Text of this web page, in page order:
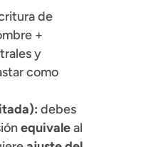
de
+
y
como
debes
equivaleal